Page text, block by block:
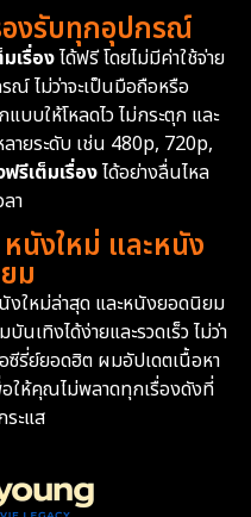
16
61
216
360
327
9
องรับทุกอุปกรณ์
เรื่องได้ฟรี โดยไม่มีค่าใช้จ่าย
ไม่ว่าจะเป็นมือถือหรือ
บให้โหลดไว ไม่กระตุก และ
ายระดับ เช่น 480p, 720p,
รีเต็มเรื่องได้อย่างลื่นไหล
า
นังใหม่ และหนัง
ม
งใหม่ล่าสุด และหนังยอดนิยม
นเทิงได้ง่ายและรวดเร็ว ไม่ว่า
รี่ย์ยอดฮิต ผมอัปเดตเนื้อหา
ให้คุณไม่พลาดทุกเรื่องดังที่
ะแส